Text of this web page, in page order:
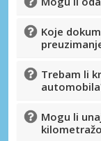
Koje
Trebam li
Mogu li